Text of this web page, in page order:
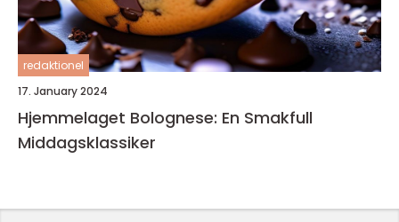
redaktionel
17. January 2024
Hjemmelaget Bolognese: En Smakfull
Middagsklassiker